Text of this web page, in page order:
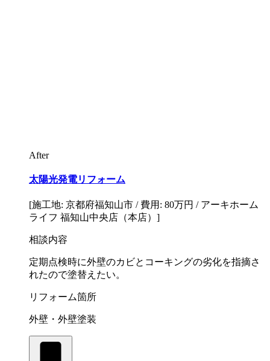
After
太陽光発電リフォーム
[施工地: 京都府福知山市 / 費用: 80万円 / アーキホーム
ライフ 福知山中央店（本店）]
相談内容
定期点検時に外壁のカビとコーキングの劣化を指摘さ
れたので塗替えたい。
リフォーム箇所
外壁・外壁塗装